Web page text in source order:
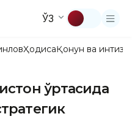
ЎЗ
ҲодисаҚонун ва
ўртасида